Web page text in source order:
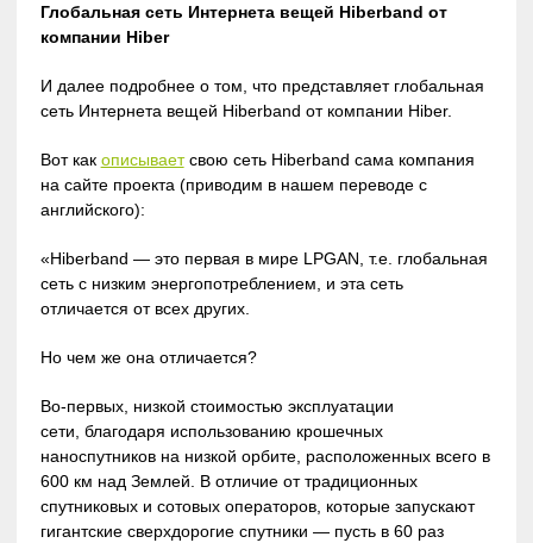
Глобальная сеть Интернета вещей Hiberband от
компании Hiber
И далее подробнее о том, что представляет глобальная
сеть Интернета вещей Hiberband от компании Hiber.
Вот как описываетсвою сеть Hiberband сама компания
на сайте проекта (приводим в нашем переводе с
английского):
«Hiberband — это первая в мире LPGAN, т.е. глобальная
сеть с низким энергопотреблением, и эта сеть
отличается от всех других.
Но чем же она отличается?
Во-первых, низкой стоимостью эксплуатации
сети, благодаря использованию крошечных
наноспутников на низкой орбите, расположенных всего в
600 км над Землей. В отличие от традиционных
спутниковых и сотовых операторов, которые запускают
гигантские сверхдорогие спутники — пусть в 60 раз